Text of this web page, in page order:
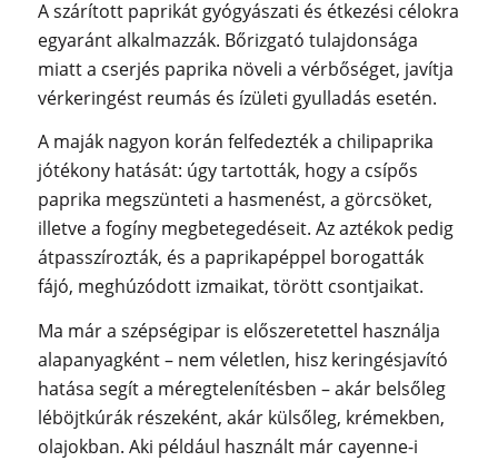
A szárított paprikát gyógyászati és étkezési célokra
egyaránt alkalmazzák. Bőrizgató tulajdonsága
miatt a cserjés paprika növeli a vérbőséget, javítja
vérkeringést reumás és ízületi gyulladás esetén.
A maják nagyon korán felfedezték a chilipaprika
jótékony hatását: úgy tartották, hogy a csípős
paprika megszünteti a hasmenést, a görcsöket,
illetve a fogíny megbetegedéseit. Az aztékok pedig
átpasszírozták, és a paprikapéppel borogatták
fájó, meghúzódott izmaikat, törött csontjaikat.
Ma már a szépségipar is előszeretettel használja
alapanyagként – nem véletlen, hisz keringésjavító
hatása segít a méregtelenítésben – akár belsőleg
léböjtkúrák részeként, akár külsőleg, krémekben,
olajokban. Aki például használt már cayenne-i